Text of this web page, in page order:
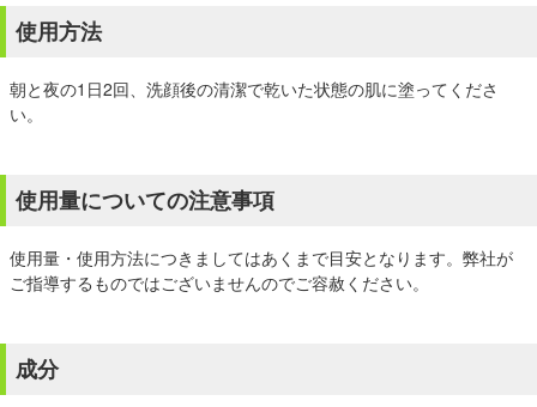
使用方法
朝と夜の1日2回、洗顔後の清潔で乾いた状態の肌に塗ってくださ
い。
使用量についての注意事項
使用量・使用方法につきましてはあくまで目安となります。弊社が
ご指導するものではございませんのでご容赦ください。
成分